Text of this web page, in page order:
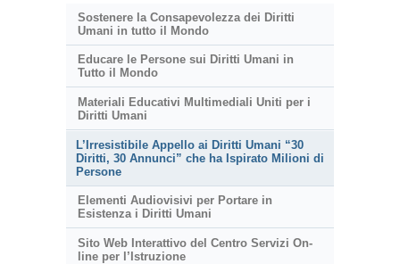
Sostenere la Consapevolezza dei Diritti
Umani in tutto il Mondo
Educare le Persone sui Diritti Umani in
Tutto il Mondo
Materiali Educativi Multimediali Uniti per i
Diritti Umani
L’Irresistibile Appello ai Diritti Umani “30
Diritti, 30 Annunci” che ha Ispirato Milioni di
Persone
Elementi Audiovisivi per Portare in
Esistenza i Diritti Umani
Sito Web Interattivo del Centro Servizi On-
line per l’Istruzione